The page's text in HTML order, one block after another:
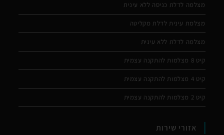
מצלמה לדלת כניסה ללא עינית
מצלמת עינית לדלת מקליטה
מצלמה לדלת ללא עינית
קיט 8 מצלמות להתקנה עצמית
קיט 4 מצלמות להתקנה עצמית
קיט 2 מצלמות להתקנה עצמית
אזורי שירות